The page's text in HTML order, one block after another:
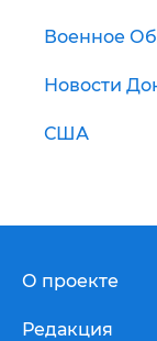
Военное
Новости
США
О проекте
Редакция